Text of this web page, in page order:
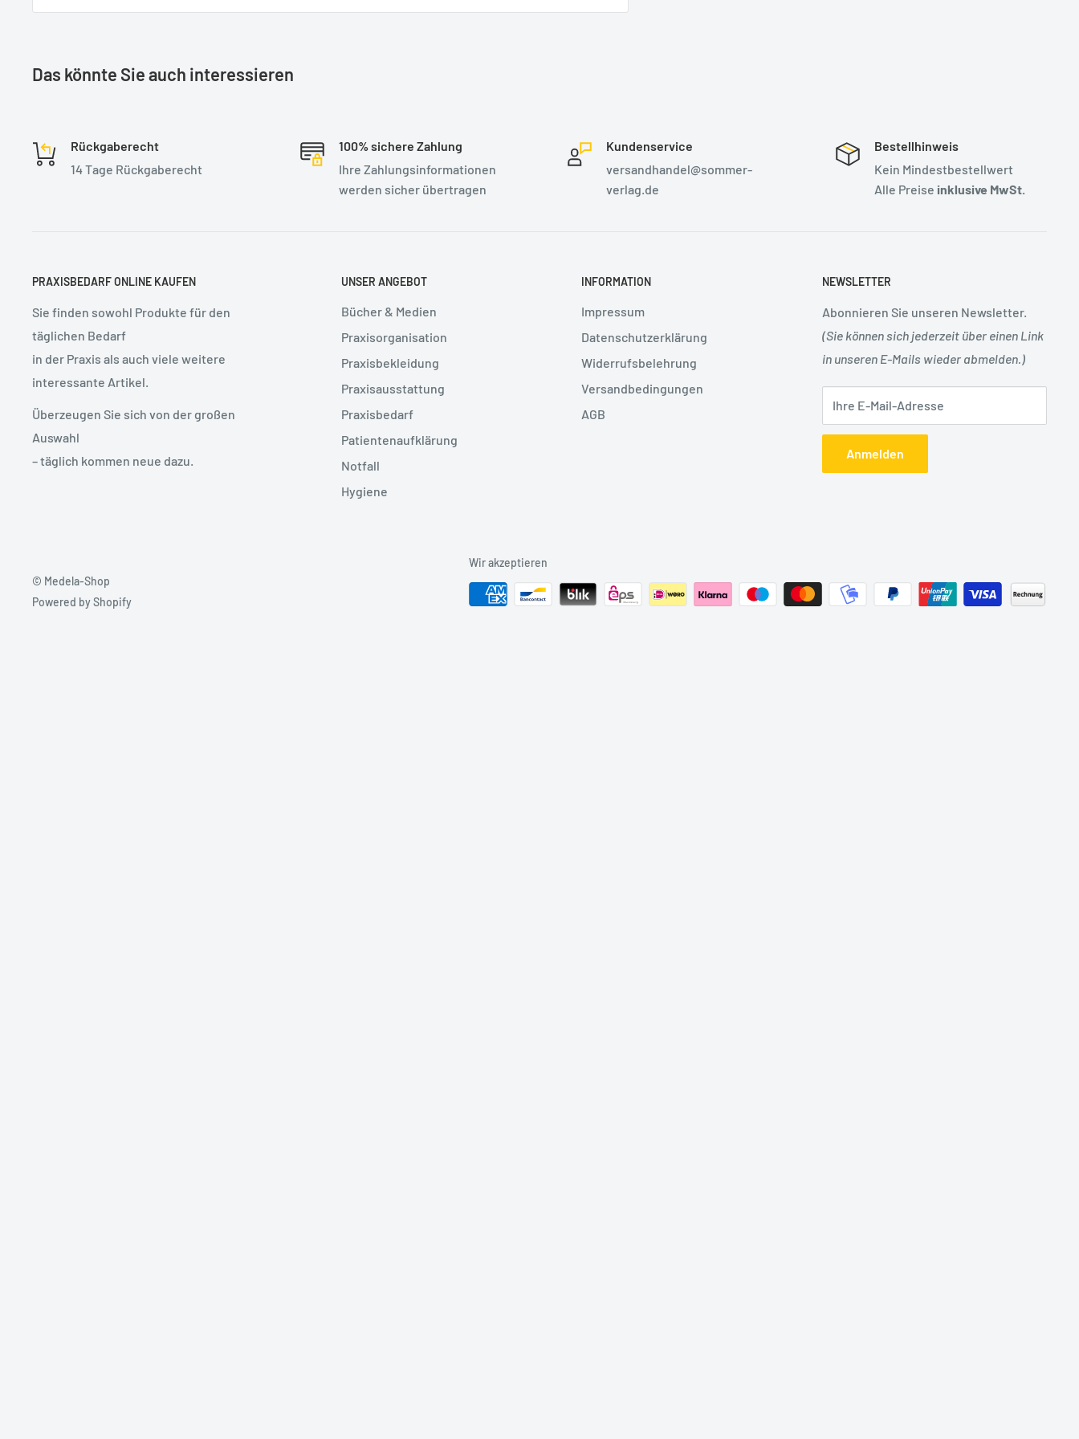
• Anschluss: USB
Lieferzeit: ca. 7 Werktage
Das könnte Sie auch interessieren
Rückgaberecht
14 Tage Rückgaberecht
100% sichere Zahlung
Ihre Zahlungsinformationen
werden sicher übertragen
Kundenservice
versandhandel@sommer-
verlag.de
Bestellhinweis
Kein Mindestbestellwert
Alle Preise inklusive MwSt.
PRAXISBEDARF ONLINE KAUFEN
Sie finden sowohl Produkte für den
täglichen Bedarf
in der Praxis als auch viele weitere
interessante Artikel.
Überzeugen Sie sich von der großen
Auswahl
– täglich kommen neue dazu.
UNSER ANGEBOT
Bücher & Medien
Praxisorganisation
Praxisbekleidung
Praxisausstattung
Praxisbedarf
Patientenaufklärung
Notfall
Hygiene
INFORMATION
Impressum
Datenschutzerklärung
Widerrufsbelehrung
Versandbedingungen
AGB
NEWSLETTER
Abonnieren Sie unseren Newsletter.
(Sie können sich jederzeit über einen Link
in unseren E-Mails wieder abmelden.)
Ihre E-Mail-Adresse
Anmelden
© Medela-Shop
Powered by Shopify
Wir akzeptieren